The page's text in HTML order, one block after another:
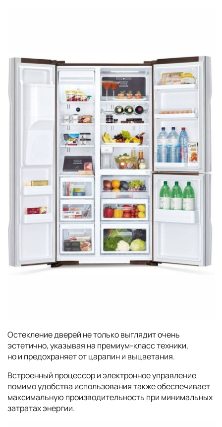
Остекление дверей не только выглядит очень
эстетично, указывая на премиум-класс техники,
но и предохраняет от царапин и выцветания.
Встроенный процессор и электронное управление
помимо удобства использования также обеспечивает
максимальную производительность при минимальных
затратах энергии.